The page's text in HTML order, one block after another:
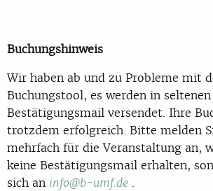
Buchungshinweis
Wir haben ab und zu Probleme mit
Buchungstool, es werden in
Bestätigungsmail versendet. Ihre
trotzdem erfolgreich. Bitte melden
mehrfach für die Veranstaltung an,
keine Bestätigungsmail erhalten,
sich an info@b-umf.de .